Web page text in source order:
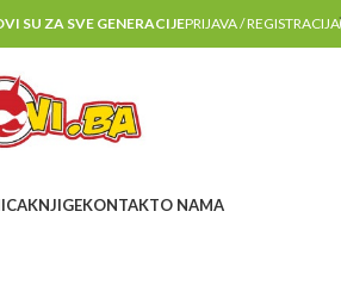
SU ZA SVE GENERACIJEPRIJAVA / REGISTRACIJA
KNJIGEKONTAKTO NAMA